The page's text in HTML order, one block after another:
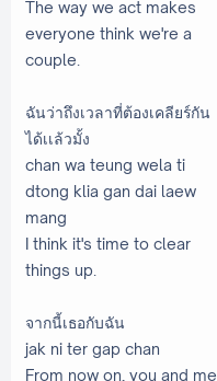
The way we act makes
everyone think we're a
couple.
ฉันว่าถึงเวลาที่ต้องเคลียร์กัน
ได้เเล้วมั้ง
chan wa teung wela ti
dtong klia gan dai laew
mang
I think it's time to clear
things up.
จากนี้เธอกับฉัน
jak ni ter gap chan
From now on, you and me